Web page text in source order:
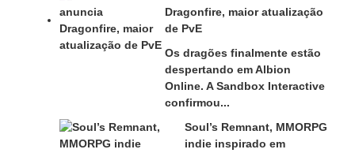
Dragonfire, maior atualização
de PvE
Os dragões finalmente estão
despertando em Albion
Online. A Sandbox Interactive
confirmou...
Soul’s Remnant, MMORPG
indie inspirado em